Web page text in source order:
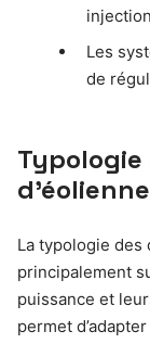
Les
de
La typologie des
principalement
puissance et
permet